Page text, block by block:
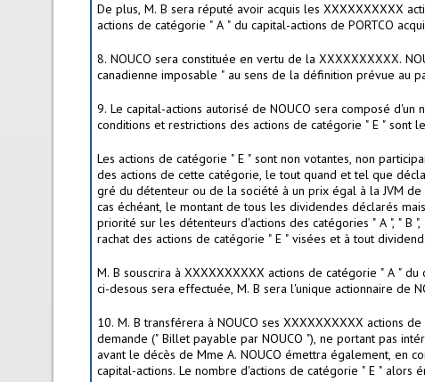
De plus, M. B sera réputé avoir acquis les XXXXXXXXXX
actions de catégorie " A " du capital-actions de PORTCO
8. NOUCO sera constituée en vertu de la XXXXXXXXXX.
canadienne imposable " au sens de la définition prévue au
9. Le capital-actions autorisé de NOUCO sera composé d'un
conditions et restrictions des actions de catégorie " E " sont
Les actions de catégorie " E " sont non votantes, non
des actions de cette catégorie, le tout quand et tel que
gré du détenteur ou de la société à un prix égal à la JVM
cas échéant, le montant de tous les dividendes déclarés
priorité sur les détenteurs d'actions des catégories " A ", " B
rachat des actions de catégorie " E " visées et à tout
M. B souscrira à XXXXXXXXXX actions de catégorie " A "
ci-desous sera effectuée, M. B sera l'unique actionnaire de
10. M. B transférera à NOUCO ses XXXXXXXXXX actions
demande (" Billet payable par NOUCO "), ne portant pas
avant le décès de Mme A. NOUCO émettra également, en
capital-actions. Le nombre d'actions de catégorie " E " alors